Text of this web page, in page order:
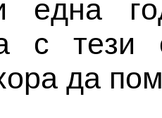
eднa
c
дa